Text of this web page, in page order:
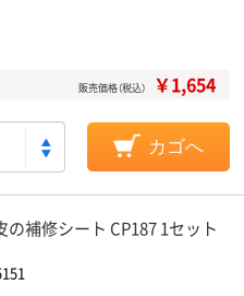
販売価格（税込） ￥1,654
カゴへ
の補修シート CP187 1セット